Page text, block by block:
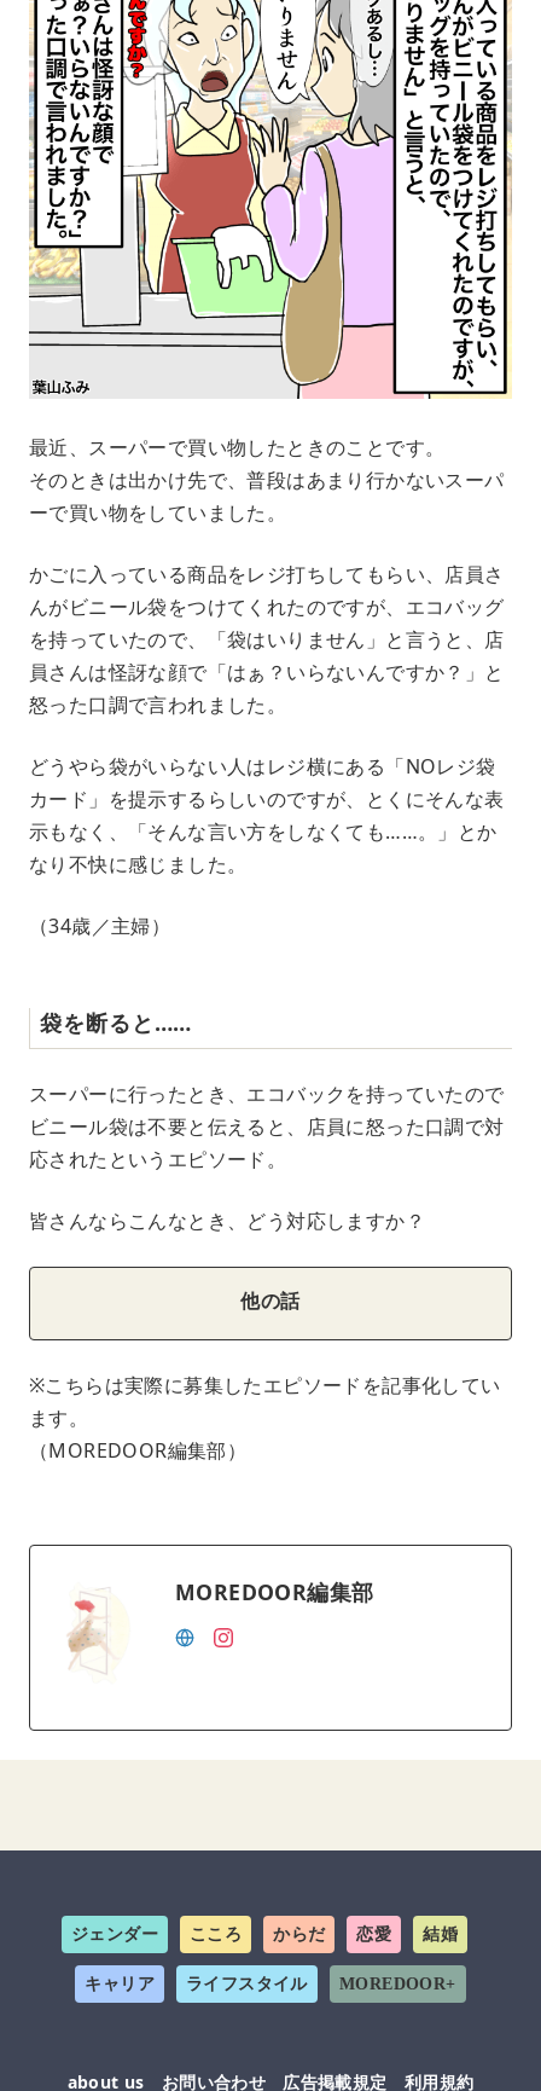
最近、スーパーで買い物したときのことです。
そのときは出かけ先で、普段はあまり行かないスーパ
ーで買い物をしていました。
かごに入っている商品をレジ打ちしてもらい、店員さ
んがビニール袋をつけてくれたのですが、エコバッグ
を持っていたので、「袋はいりません」と言うと、店
員さんは怪訝な顔で「はぁ？いらないんですか？」と
怒った口調で言われました。
どうやら袋がいらない人はレジ横にある「NOレジ袋
カード」を提示するらしいのですが、とくにそんな表
示もなく、「そんな言い方をしなくても……。」とか
なり不快に感じました。
（34歳／主婦）
袋を断ると……
スーパーに行ったとき、エコバックを持っていたので
ビニール袋は不要と伝えると、店員に怒った口調で対
応されたというエピソード。
皆さんならこんなとき、どう対応しますか？
他の話
※こちらは実際に募集したエピソードを記事化してい
ます。
（MOREDOOR編集部）
MOREDOOR編集部
ジェンダー こころ からだ 恋愛 結婚
キャリア ライフスタイル MOREDOOR+
about us お問い合わせ 広告掲載規定 利用規約